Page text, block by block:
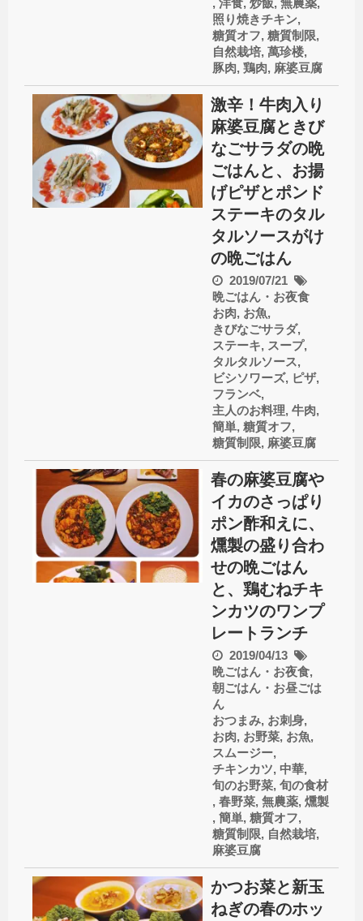
, 洋食, 炒飯, 無農薬,
照り焼きチキン,
糖質オフ, 糖質制限,
自然栽培, 萬珍楼,
豚肉, 鶏肉, 麻婆豆腐
激辛！牛肉入り
麻婆豆腐ときび
なごサラダの晩
ごはんと、お揚
げピザとポンド
ステーキのタル
タルソースがけ
の晩ごはん
2019/07/21
晩ごはん・お夜食
お肉, お魚,
きびなごサラダ,
ステーキ, スープ,
タルタルソース,
ビシソワーズ, ピザ,
フランベ,
主人のお料理, 牛肉,
簡単, 糖質オフ,
糖質制限, 麻婆豆腐
春の麻婆豆腐や
イカのさっぱり
ポン酢和えに、
燻製の盛り合わ
せの晩ごはん
と、鶏むねチキ
ンカツのワンプ
レートランチ
2019/04/13
晩ごはん・お夜食,
朝ごはん・お昼ごは
ん
おつまみ, お刺身,
お肉, お野菜, お魚,
スムージー,
チキンカツ, 中華,
旬のお野菜, 旬の食材
, 春野菜, 無農薬, 燻製
, 簡単, 糖質オフ,
糖質制限, 自然栽培,
麻婆豆腐
かつお菜と新玉
ねぎの春のホッ